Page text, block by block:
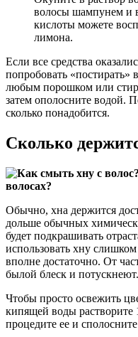
волосы шампунем и
кислоты можете
лимона.
Если все средства
попробовать
любым порошком или
затем ополосните водой.
сколько понадобится.
Сколько
Обычно, хна держится
дольше обычных
будет подкрашивать
использовать хну слишком
вполне достаточно. От
былой блеск и потускнеют.
Чтобы просто освежить
кипящей воды растворите
процедите ее и